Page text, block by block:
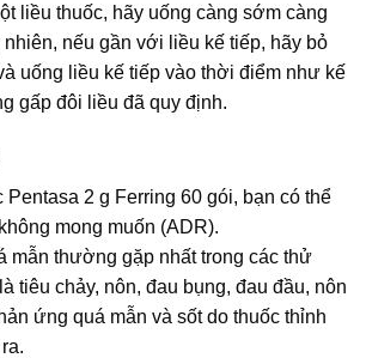
liều thuốc, hãy uống càng sớm càng
nếu gần với liều kế tiếp, hãy bỏ
uống liều kế tiếp vào thời điểm như kế
gấp đôi liều đã quy định.
Pentasa 2 g Ferring 60 gói, bạn có thể
mong muốn (ADR).
mẫn thường gặp nhất trong các thử
tiêu chảy, nôn, đau bụng, đau đầu, nôn
ứng quá mẫn và sốt do thuốc thỉnh